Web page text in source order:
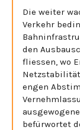
Die weiter
Verkehr
den
fliessen, wo
engen
befürwortet